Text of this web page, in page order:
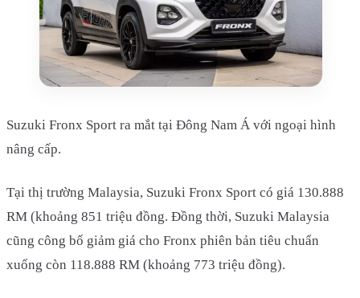
Suzuki Fronx Sport ra mắt tại Đông Nam Á với ngoại hình
nâng cấp.
Tại thị trường Malaysia, Suzuki Fronx Sport có giá 130.888
RM (khoảng 851 triệu đồng. Đồng thời, Suzuki Malaysia
cũng công bố giảm giá cho Fronx phiên bản tiêu chuẩn
xuống còn 118.888 RM (khoảng 773 triệu đồng).